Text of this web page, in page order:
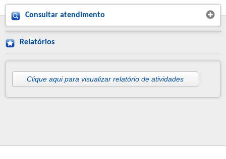
Consultar atendimento
Relatórios
Clique aqui para visualizar relatório de atividades